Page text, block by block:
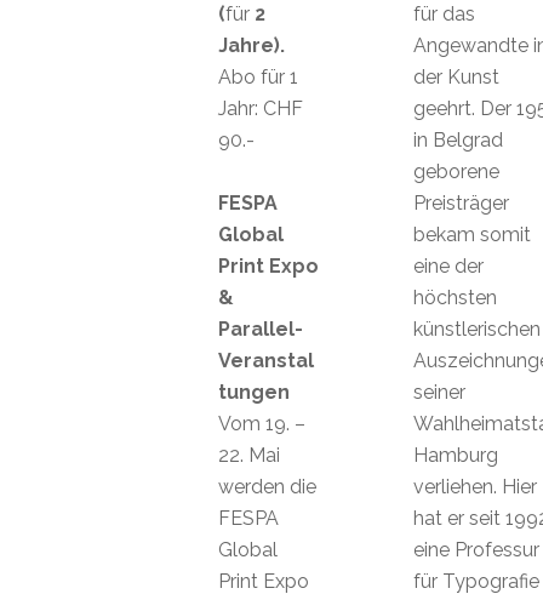
für das
Angewandte
der Kunst
geehrt. Der
in Belgrad
geborene
Preisträger
bekam somit
eine der
höchsten
künstlerischen
seiner
Hamburg
verliehen. Hier
hat er seit
eine Professur
für Typografie
(für 2
Jahre).
Abo für 1
Jahr: CHF
90.-
FESPA
Global
Print Expo
&
Parallel-
Veranstal
tungen
Vom 19. –
22. Mai
werden die
FESPA
Global
Print Expo